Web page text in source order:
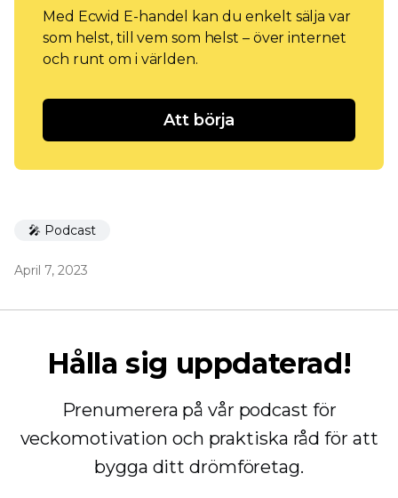
Med Ecwid E-handel kan du enkelt sälja var
som helst, till vem som helst – över internet
och runt om i världen.
Att börja
🎤 Podcast
April 7, 2023
Hålla sig uppdaterad!
Prenumerera på vår podcast för
veckomotivation och praktiska råd för att
bygga ditt drömföretag.